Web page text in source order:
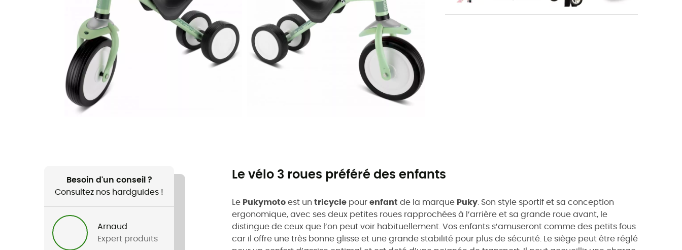
Besoin d'un conseil ?
Consultez nos hardguides !
Arnaud
Expert produits
Le vélo 3 roues préféré des enfants
Le Pukymoto est un tricycle pour enfant de la marque Puky . Son style sportif et sa conception
ergonomique, avec ses deux petites roues rapprochées à l’arrière et sa grande roue avant, le
distingue de ceux que l’on peut voir habituellement. Vos enfants s’amuseront comme des petits fous
car il offre une très bonne glisse et une grande stabilité pour plus de sécurité. Le siège peut être réglé